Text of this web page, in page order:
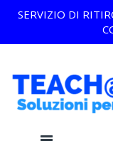
SERVIZIO DI